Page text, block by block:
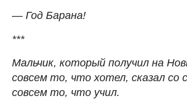
— Год Барана!
***
Мальчик, который получил на
совсем то, что хотел, сказал со
совсем то, что учил.